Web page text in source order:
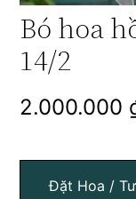
Bó hoa
14/2
2.000.000
Đặt Hoa /